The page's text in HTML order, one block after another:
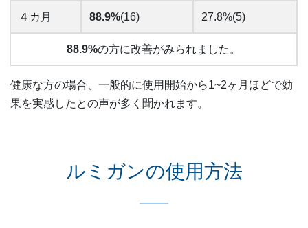
４カ月 88.9%(16) 27.8%(5)
88.9%の方に改善がみられました。
健康な方の場合、一般的に使用開始から1~2ヶ月ほどで効
果を実感したとの声が多く聞かれます。
ルミガンの使用方法